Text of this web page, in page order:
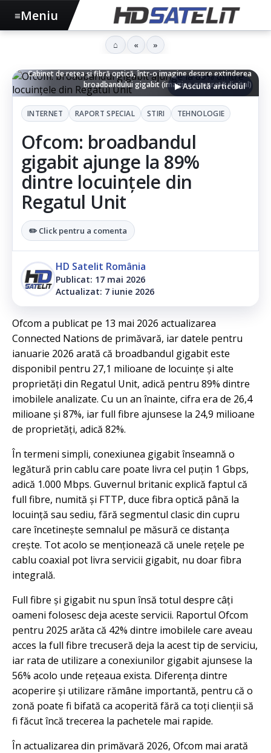
Cabinet de rețea și fibră optică, într-o imagine despre extinderea
broadbandului gigabit (imagine generată digital)
▶ Ascultă articolul
INTERNET RAPORT SPECIAL STIRI TEHNOLOGIE
Ofcom: broadbandul
gigabit ajunge la 89%
dintre locuințele din
Regatul Unit
✏️ Click pentru a comenta
HD Satelit România
Publicat: 17 mai 2026
Actualizat: 7 iunie 2026
Ofcom a publicat pe 13 mai 2026 actualizarea
Connected Nations de primăvară, iar datele pentru
ianuarie 2026 arată că broadbandul gigabit este
disponibil pentru 27,1 milioane de locuințe și alte
proprietăți din Regatul Unit, adică pentru 89% dintre
imobilele analizate. Cu un an înainte, cifra era de 26,4
milioane și 87%, iar full fibre ajunsese la 24,9 milioane
de proprietăți, adică 82%.
În termeni simpli, conexiunea gigabit înseamnă o
legătură prin cablu care poate livra cel puțin 1 Gbps,
adică 1.000 Mbps. Guvernul britanic explică faptul că
full fibre, numită și FTTP, duce fibra optică până la
locuință sau sediu, fără segmentul clasic din cupru
care încetinește semnalul pe măsură ce distanța
crește. Tot acolo se menționează că unele rețele pe
cablu coaxial pot livra servicii gigabit, nu doar fibra
integrală.
Full fibre și gigabit nu spun însă totul despre câți
oameni folosesc deja aceste servicii. Raportul Ofcom
pentru 2025 arăta că 42% dintre imobilele care aveau
acces la full fibre trecuseră deja la acest tip de serviciu,
iar rata de utilizare a conexiunilor gigabit ajunsese la
56% acolo unde rețeaua exista. Diferența dintre
acoperire și utilizare rămâne importantă, pentru că o
zonă poate fi bifată ca acoperită fără ca toți clienții să
fi făcut încă trecerea la pachetele mai rapide.
În actualizarea din primăvară 2026, Ofcom mai arată
≡Meniu
⌂ « »